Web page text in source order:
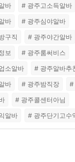
바
# 광주고소득알바
바
# 광주심야알바
구직
# 광주야간알바
보
# 광주룸써비스
소알바
# 광주알바추
바
# 광주밤직장
#
# 광주콜센터아님
알바
# 광주단기고수